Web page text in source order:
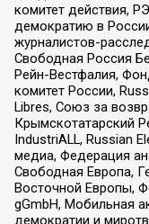
комитет действия,
демократию в
журналистов-
Свободная Россия
Рейн-Вестфалия,
комитет России,
Libres, Союз за
Крымскотатарский
IndustriALL, Russian
медиа, Федерация
Свободная Европа,
Восточной Европы,
gGmbH, Мобильная
демократии и